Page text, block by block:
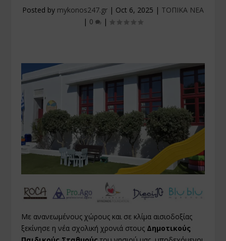
Posted by mykonos247.gr | Oct 6, 2025 | ΤΟΠΙΚΑ ΝΕΑ
| 0 |
Με ανανεωμένους χώρους και σε κλίμα αισιοδοξίας
ξεκίνησε η νέα σχολική χρονιά στους Δημοτικούς